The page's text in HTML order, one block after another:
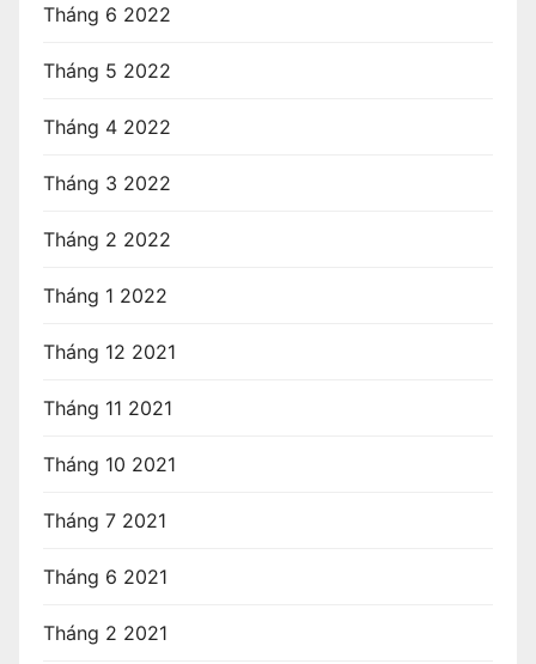
Tháng 6 2022
Tháng 5 2022
Tháng 4 2022
Tháng 3 2022
Tháng 2 2022
Tháng 1 2022
Tháng 12 2021
Tháng 11 2021
Tháng 10 2021
Tháng 7 2021
Tháng 6 2021
Tháng 2 2021